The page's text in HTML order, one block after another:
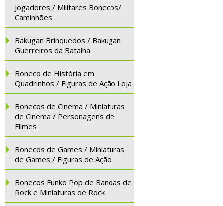
Jogadores / Militares Bonecos/
Caminhões
Bakugan Brinquedos / Bakugan
Guerreiros da Batalha
Boneco de História em
Quadrinhos / Figuras de Ação Loja
Bonecos de Cinema / Miniaturas
de Cinema / Personagens de
Filmes
Bonecos de Games / Miniaturas
de Games / Figuras de Ação
Bonecos Funko Pop de Bandas de
Rock e Miniaturas de Rock